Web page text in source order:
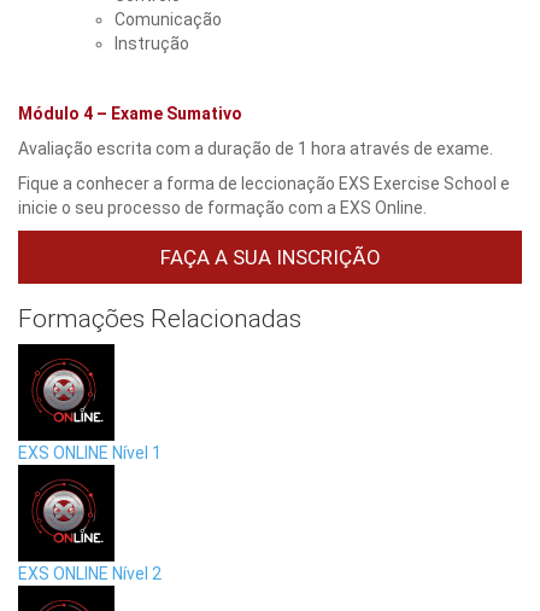
Comunicação
Instrução
Módulo 4 – Exame Sumativo
Avaliação escrita com a duração de 1 hora através de exame.
Fique a conhecer a forma de leccionação EXS Exercise School e
inicie o seu processo de formação com a EXS Online.
FAÇA A SUA INSCRIÇÃO
Formações Relacionadas
EXS ONLINE Nível 1
EXS ONLINE Nível 2